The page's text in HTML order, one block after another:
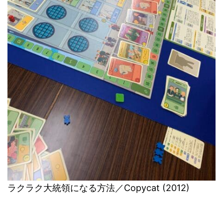
ラクラク大統領になる方法／Copycat (2012)